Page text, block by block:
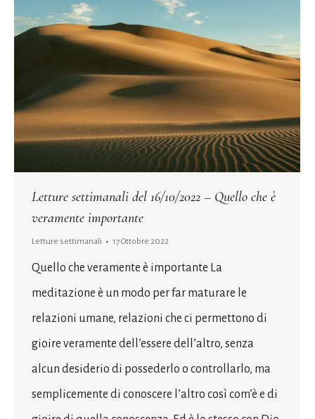
Letture settimanali del 16/10/2022 – Quello che è
veramente importante
Letture settimanali 17 Ottobre 2022
Quello che veramente è importante La
meditazione è un modo per far maturare le
relazioni umane, relazioni che ci permettono di
gioire veramente dell’essere dell’altro, senza
alcun desiderio di possederlo o controllarlo, ma
semplicemente di conoscere l’altro così com’è e di